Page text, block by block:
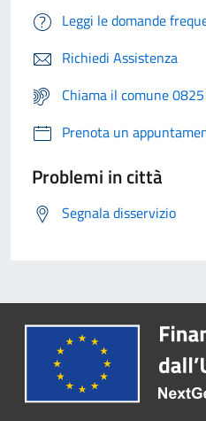
Leggi le domande
Richiedi Assistenza
Chiama il comune
Prenota un
Problemi in città
Segnala disservizio